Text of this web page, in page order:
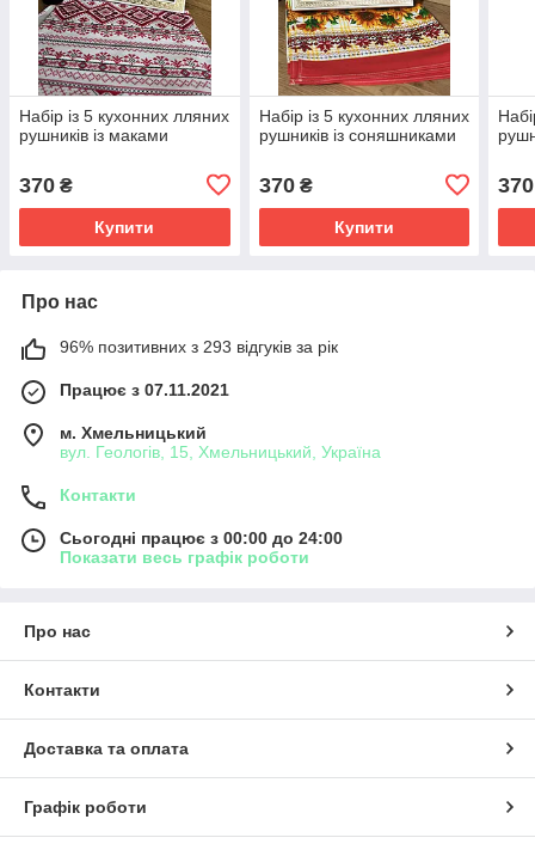
Набір із 5 кухонних лляних
рушників із маками
370 ₴
Купити
Набір із 5 кухонних лляних
рушників із соняшниками
370₴
Купити
370
Про нас
96% позитивних з 293 відгуків за рік
Працює з 07.11.2021
м. Хмельницький
вул. Геологів, 15, Хмельницький, Україна
Контакти
Сьогодні працює з 00:00 до 24:00
Показати весь графік роботи
Про нас
Контакти
Доставка та оплата
Графік роботи